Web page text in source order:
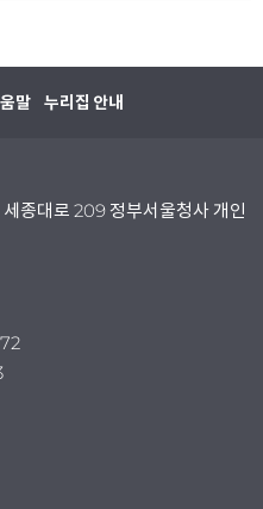
말 누리집 안내
종대로 209 정부서울청사 개인